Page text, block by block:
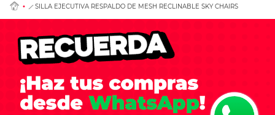
SILLA EJECUTIVA RESPALDO DE MESH RECLINABLE SKY CHAIRS